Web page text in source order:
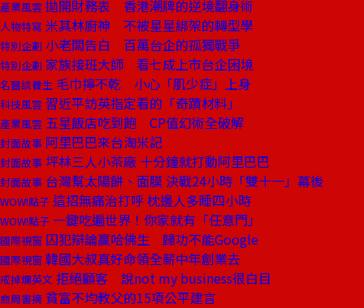
產業風雲 拋開財務表 香港潮牌的逆境翻身術
人物特寫 米其林廚神 不被星星綁架的轉型學
特別企劃 小老闆告白 百萬台企的孤獨戰爭
特別企劃 家族接班大師 看七成上市台企困境
名醫談養生 毛巾擰不乾 小心「肌少症」上身
科技風雲 習近平訪英指定看的「奇蹟材料」
產業風雲 五星飯店吃到飽 CP值幻術全破解
封面故事 阿里巴巴來台淘米記
封面故事 坪林三人小茶廠 十分鐘就打動阿里巴巴
封面故事 台灣幫太陽餅、面膜 決戰24小時「雙十一」幕後
WOW!點子 這招無痛治打呼 枕邊人多睡四小時
WOW!點子 一鍵吃遍世界！你家就有「任意門」
國際視窗 囚犯辯論贏哈佛生 歸功不能Google
國際視窗 韓國大叔真好命領全薪中年創業去
戒掉爛英文 拒絕顧客 說not my business很白目
商周書摘 貧富不均教父的15項公平建言